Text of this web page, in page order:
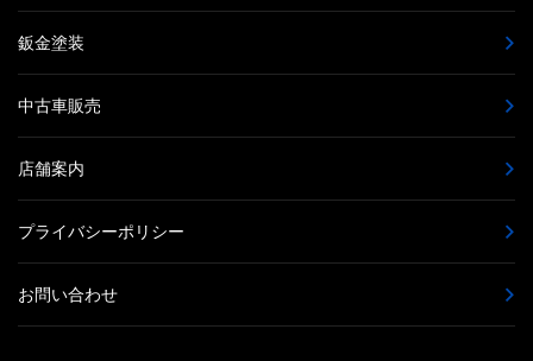
鈑金塗装
中古車販売
店舗案内
プライバシーポリシー
お問い合わせ